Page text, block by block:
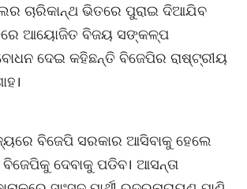
ଚାରିକାନ୍ଥ ଭିତରେ ପୁରାଇ ଦିଆଯିବ
ଆୟୋଜିତ ବିଜୟ ସଙ୍କଳ୍ପ
ଦେଇ କହିଛନ୍ତି ବିଜେପିର ରାଷ୍ଟ୍ରୀୟ
ବିଜେପି ସରକାର ଆସିବାକୁ ହେଲେ
ଦେବାକୁ ପଡିବ। ଆସନ୍ତା